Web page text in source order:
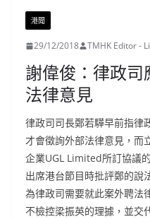
港聞
29/12/2018 TMHK Editor -
謝偉俊：律政
法律意見
律政司司長鄭若驊早前指律
才會徵詢外部法律意見，而
企業UGL Limited所訂協議
出席港台節目時批評鄭的說
為律政司需要就此案外聘法
不檢控梁振英的理據，並交